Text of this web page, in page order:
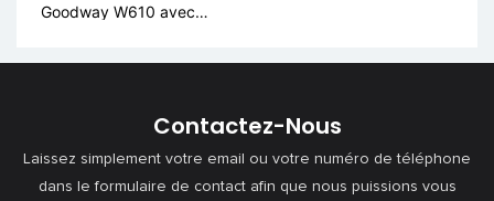
Goodway W610 avec
Contactez-Nous
Laissez simplement votre email ou votre numéro de téléphone
dans le formulaire de contact afin que nous puissions vous